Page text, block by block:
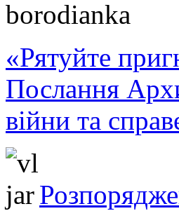
«Рятуйте
Послання
війни та